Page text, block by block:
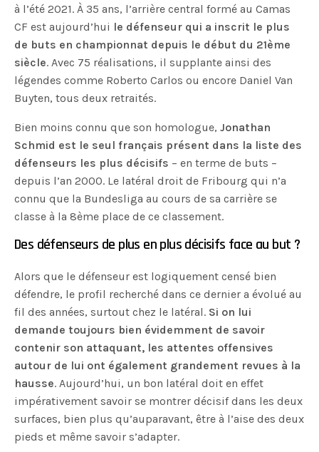
à l’été 2021. À 35 ans, l’arrière central formé au Camas
CF est aujourd’hui le défenseur qui a inscrit le plus
de buts en championnat depuis le début du 21ème
siècle. Avec 75 réalisations, il supplante ainsi des
légendes comme Roberto Carlos ou encore Daniel Van
Buyten, tous deux retraités.
Bien moins connu que son homologue,Jonathan
Schmid est le seul français présent dans la liste des
défenseurs les plus décisifs – en terme de buts –
depuis l’an 2000. Le latéral droit de Fribourg qui n’a
connu que la Bundesliga au cours de sa carrière se
classe à la 8ème place de ce classement.
Des défenseurs de plus en plus décisifs face au but ?
Alors que le défenseur est logiquement censé bien
défendre, le profil recherché dans ce dernier a évolué au
fil des années, surtout chez le latéral. Si on lui
demande toujours bien évidemment de savoir
contenir son attaquant, les attentes offensives
autour de lui ont également grandement revues à la
hausse. Aujourd’hui, un bon latéral doit en effet
impérativement savoir se montrer décisif dans les deux
surfaces, bien plus qu’auparavant, être à l’aise des deux
pieds et même savoir s’adapter.